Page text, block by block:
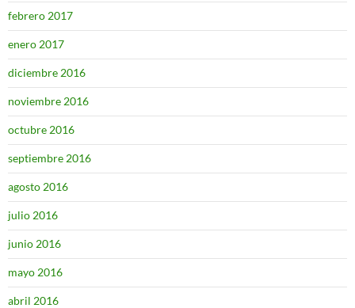
febrero 2017
enero 2017
diciembre 2016
noviembre 2016
octubre 2016
septiembre 2016
agosto 2016
julio 2016
junio 2016
mayo 2016
abril 2016